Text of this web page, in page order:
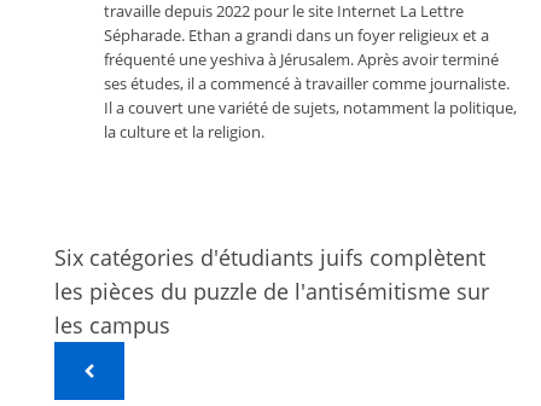
travaille depuis 2022 pour le site Internet La Lettre
Sépharade. Ethan a grandi dans un foyer religieux et a
fréquenté une yeshiva à Jérusalem. Après avoir terminé
ses études, il a commencé à travailler comme journaliste.
Il a couvert une variété de sujets, notamment la politique,
la culture et la religion.
Six catégories d'étudiants juifs complètent
les pièces du puzzle de l'antisémitisme sur
les campus